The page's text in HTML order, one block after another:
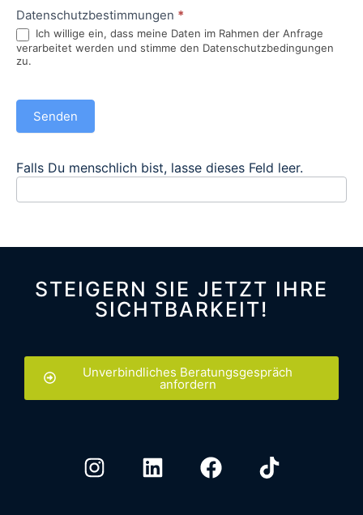
Datenschutzbestimmungen *
Ich willige ein, dass meine Daten im Rahmen der Anfrage
verarbeitet werden und stimme den Datenschutzbedingungen
zu.
Senden
Falls Du menschlich bist, lasse dieses Feld leer.
STEIGERN SIE JETZT IHRE
SICHTBARKEIT!
Unverbindliches Beratungsgespräch
anfordern